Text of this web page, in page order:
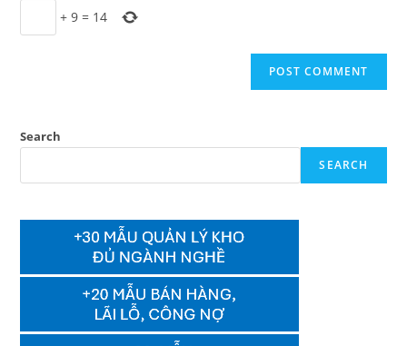
+9 = 14
Search
SEARCH